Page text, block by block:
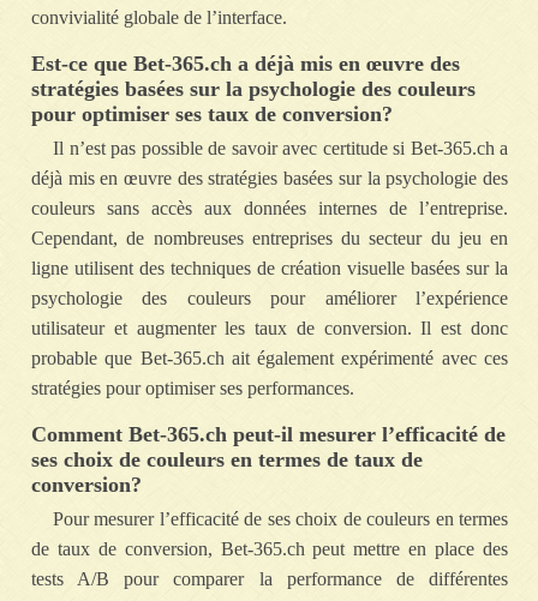
convivialité globale de l’interface.
Est-ce que Bet-365.ch a déjà mis en œuvre des
stratégies basées sur la psychologie des couleurs
pour optimiser ses taux de conversion?
Il n’est pas possible de savoir avec certitude si Bet-365.ch a
déjà mis en œuvre des stratégies basées sur la psychologie des
couleurs sans accès aux données internes de l’entreprise.
Cependant, de nombreuses entreprises du secteur du jeu en
ligne utilisent des techniques de création visuelle basées sur la
psychologie des couleurs pour améliorer l’expérience
utilisateur et augmenter les taux de conversion. Il est donc
probable que Bet-365.ch ait également expérimenté avec ces
stratégies pour optimiser ses performances.
Comment Bet-365.ch peut-il mesurer l’efficacité de
ses choix de couleurs en termes de taux de
conversion?
Pour mesurer l’efficacité de ses choix de couleurs en termes
de taux de conversion, Bet-365.ch peut mettre en place des
tests A/B pour comparer la performance de différentes